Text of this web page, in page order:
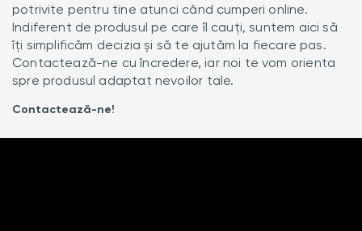
potrivite pentru tine atunci când cumperi online.
Indiferent de produsul pe care îl cauți, suntem aici să
îți simplificăm decizia și să te ajutăm la fiecare pas.
Contactează-ne cu încredere, iar noi te vom orienta
spre produsul adaptat nevoilor tale.
Contactează-ne!